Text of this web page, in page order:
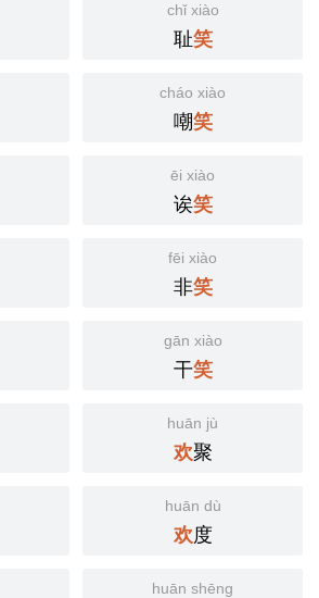
chǐ xiào
耻笑
cháo xiào
嘲笑
ēi xiào
诶笑
fēi xiào
非笑
gān xiào
干笑
huān jù
欢聚
huān dù
欢度
huān shēng